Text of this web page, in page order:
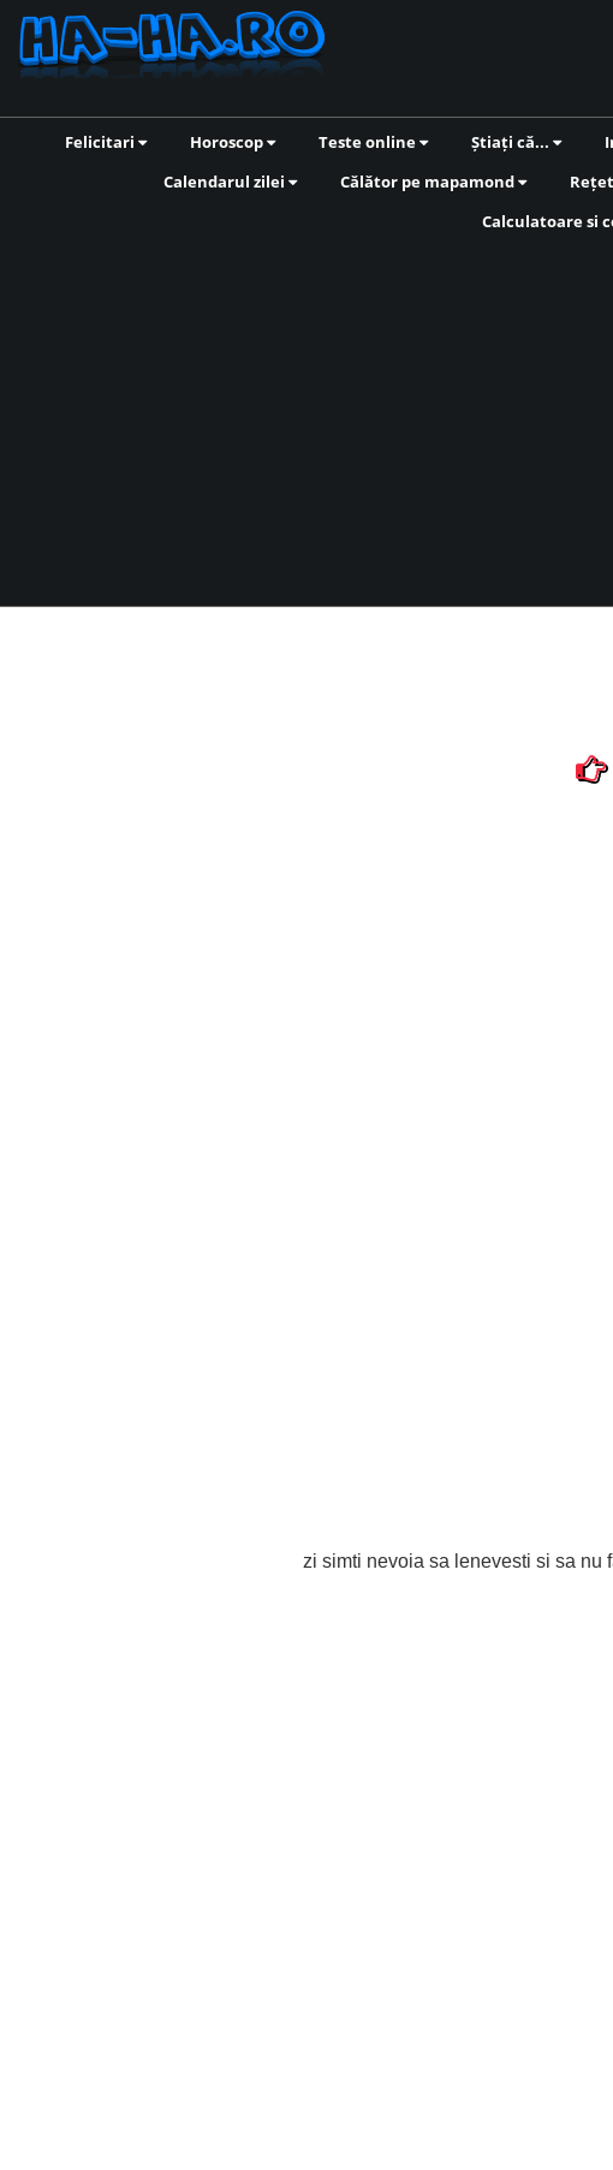
Felicitari Horoscop Teste online Știați că...
Calendarul zilei
Călător pe mapamond
Calculatoare si
zi simti nevoia sa lenevesti si sa nu